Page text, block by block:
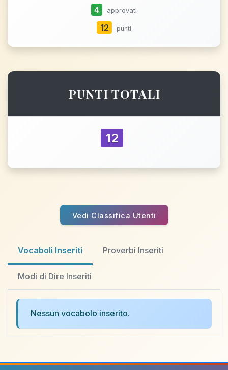
4 approvati
12 punti
PUNTI TOTALI
12
Vedi Classifica Utenti
Vocaboli Inseriti Proverbi Inseriti
Modi di Dire Inseriti
Nessun vocabolo inserito.